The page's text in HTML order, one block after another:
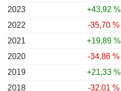
2023
+43,92 %
2022
-35,70 %
2021
+19,89 %
2020
-34,86 %
2019
+21,33 %
2018
-32,01 %